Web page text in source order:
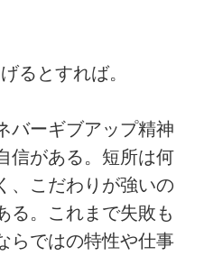
るとすれば。
バーギブアップ精神
信がある。短所は何
、こだわりが強いの
る。これまで失敗も
らではの特性や仕事